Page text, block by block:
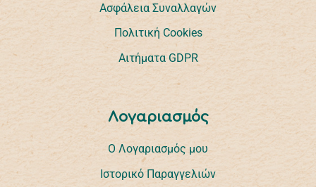
Ασφάλεια Συναλλαγών
Πολιτική Cookies
Αιτήματα GDPR
Λογαριασμός
Ο Λογαριασμός μου
Ιστορικό Παραγγελιών